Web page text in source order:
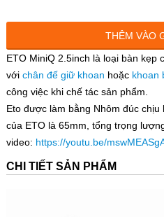
THÊM VÀO
ETO MiniQ 2.5inch là loại bàn kẹp
với chân đế giữ khoan hoặc khoan
công việc khi chế tác sản phẩm.
Eto được làm bằng Nhôm đúc
của ETO là 65mm, tổng trọng
video: https://youtu.be/
CHI TIẾT SẢN PHẨM